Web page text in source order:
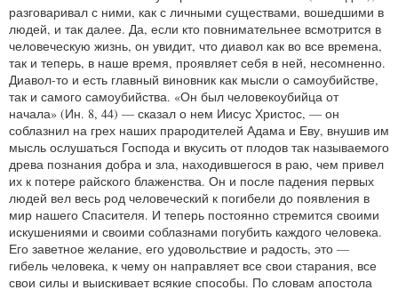
разговаривал с ними, как с личными существами, вошедшими в
людей, и так далее. Да, если кто повнимательнее всмотрится в
человеческую жизнь, он увидит, что диавол как во все времена,
так и теперь, в наше время, проявляет себя в ней, несомненно.
Диавол-то и есть главный виновник как мысли о самоубийстве,
так и самого самоубийства. «Он был человекоубийца от
начала» (Ин. 8, 44) — сказал о нем Иисус Христос, — он
соблазнил на грех наших прародителей Адама и Еву, внушив им
мысль ослушаться Господа и вкусить от плодов так называемого
древа познания добра и зла, находившегося в раю, чем привел
их к потере райского блаженства. Он и после падения первых
людей вел весь род человеческий к погибели до появления в
мир нашего Спасителя. И теперь постоянно стремится своими
искушениями и своими соблазнами погубить каждого человека.
Его заветное желание, его удовольствие и радость, это —
гибель человека, к чему он направляет все свои старания, все
свои силы и выискивает всякие способы. По словам апостола